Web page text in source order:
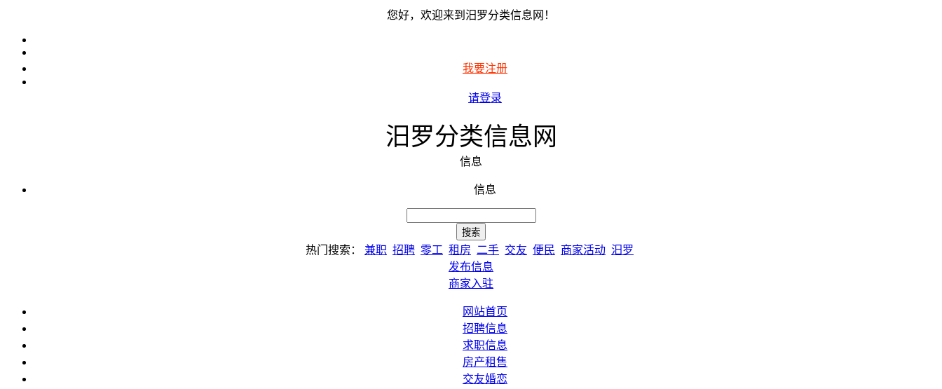
您好，欢迎来到汨罗分类信息网！
我要注册
请登录
汨罗分类信息网
信息
信息
热门搜索： 兼职 招聘 零工 租房 二手 交友 便民 商家活动 汨罗
发布信息
商家入驻
网站首页
招聘信息
求职信息
房产租售
交友婚恋